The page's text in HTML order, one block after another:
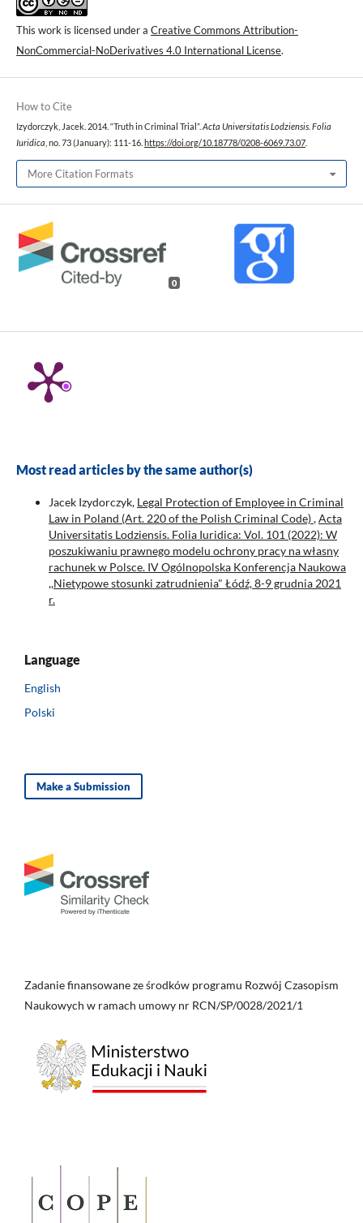
This work is licensed under a Creative Commons Attribution-
NonCommercial-NoDerivatives 4.0 International License.
How to Cite
Izydorczyk, Jacek. 2014. “Truth in Criminal Trial”. Acta Universitatis Lodziensis. Folia
Iuridica , no. 73 (January): 111-16. https://doi.org/10.18778/0208-6069.73.07
More Citation Formats
0
Most read articles by the same author(s)
Jacek Izydorczyk, Legal Protection of Employee in Criminal
Law in Poland (Art. 220 of the Polish Criminal Code),Acta
Universitatis Lodziensis. Folia Iuridica: Vol. 101 (2022): W
poszukiwaniu prawnego modelu ochrony pracy na własny
rachunek w Polsce. IV Ogólnopolska Konferencja Naukowa
,,Nietypowe stosunki zatrudnienia" Łódź, 8-9 grudnia 2021
r.
Language
English
Polski
Make a Submission
Zadanie finansowane ze środków programu Rozwój Czasopism
Naukowych w ramach umowy nr RCN/SP/0028/2021/1